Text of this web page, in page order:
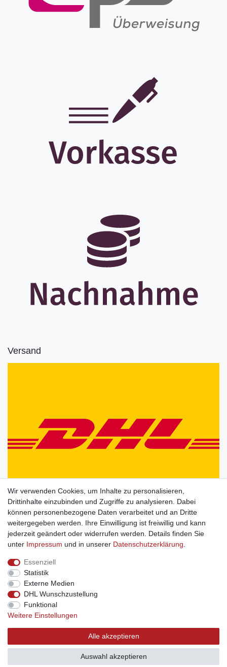
Versand
Wir verwenden Cookies, um Inhalte zu personalisieren,
Drittinhalte einzubinden und Zugriffe zu analysieren. Dabei
können personenbezogene Daten verarbeitet und an Dritte
weitergegeben werden. Ihre Einwilligung ist freiwillig und kann
jederzeit geändert oder widerrufen werden. Details finden Sie
unter Impressum und in unserer Daten­schutz­erklärung
Essenziell
Statistik
Externe Medien
DHL Wunschzustellung
Funktional
Weitere Einstellungen
Alle akzeptieren
Auswahl akzeptieren